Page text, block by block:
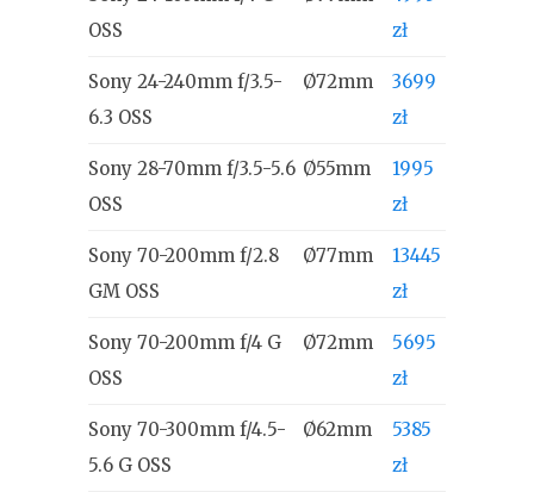
OSS
zł
Sony 24-240mm f/3.5-
6.3 OSS
Ø72mm
3699
zł
Sony 28-70mm f/3.5-5.6
OSS
Ø55mm
1995
zł
Sony 70-200mm f/2.8
GM OSS
Ø77mm
13445
zł
Sony 70-200mm f/4 G
OSS
Ø72mm
5695
zł
Sony 70-300mm f/4.5-
5.6 G OSS
Ø62mm
5385
zł